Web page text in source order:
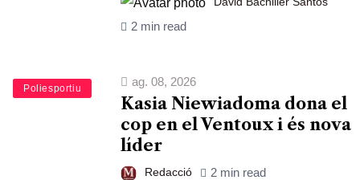
2 min read
Esports
Poliesportiu
ag. 08, 2026
Kasia Niewiadoma dona el
cop en el Ventoux i és nova
líder
Redacció 2 min read